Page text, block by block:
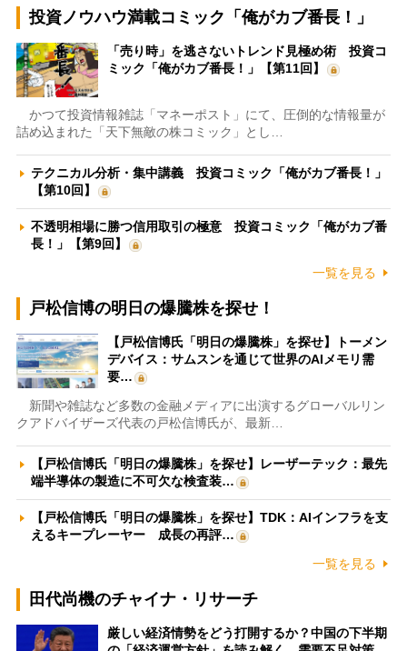
投資ノウハウ満載コミック「俺がカブ番長！」
「売り時」を逃さないトレンド見極め術 投資コ
ミック「俺がカブ番長！」【第11回】
かつて投資情報雑誌「マネーポスト」にて、圧倒的な情報量が
詰め込まれた「天下無敵の株コミック」とし…
テクニカル分析・集中講義 投資コミック「俺がカブ番長！」
【第10回】
不透明相場に勝つ信用取引の極意 投資コミック「俺がカブ番
長！」【第9回】
一覧を見る
戸松信博の明日の爆騰株を探せ！
【戸松信博氏「明日の爆騰株」を探せ】トーメン
デバイス：サムスンを通じて世界のAIメモリ需
要…
新聞や雑誌など多数の金融メディアに出演するグローバルリン
クアドバイザーズ代表の戸松信博氏が、最新…
【戸松信博氏「明日の爆騰株」を探せ】レーザーテック：最先
端半導体の製造に不可欠な検査装…
【戸松信博氏「明日の爆騰株」を探せ】TDK：AIインフラを支
えるキープレーヤー 成長の再評…
一覧を見る
田代尚機のチャイナ・リサーチ
厳しい経済情勢をどう打開するか？中国の下半期